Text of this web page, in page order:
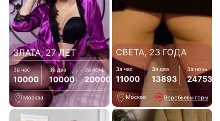
ЗЛАТА, 27 ЛЕТ
За час
10000
За два
10000
За ночь
20000
Москва
СВЕТА, 23 ГОДА
За час
11000
За два
13893
За ночь
24753
Москва Воробьевы горы